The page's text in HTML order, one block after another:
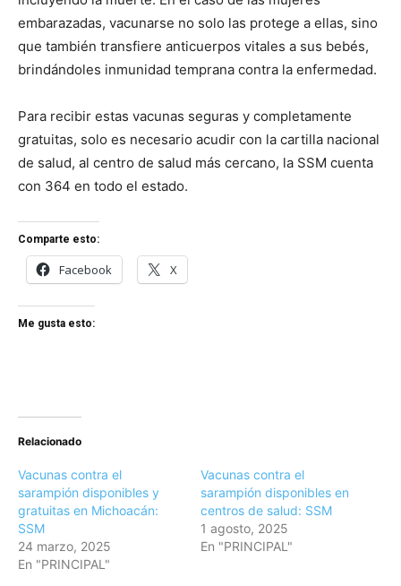
embarazadas, vacunarse no solo las protege a ellas, sino
que también transfiere anticuerpos vitales a sus bebés,
brindándoles inmunidad temprana contra la enfermedad.
Para recibir estas vacunas seguras y completamente
gratuitas, solo es necesario acudir con la cartilla nacional
de salud, al centro de salud más cercano, la SSM cuenta
con 364 en todo el estado.
Comparte esto:
Facebook X
Me gusta esto:
Relacionado
Vacunas contra el
sarampión disponibles y
gratuitas en Michoacán:
SSM
24 marzo, 2025
En "PRINCIPAL"
Vacunas contra el
sarampión disponibles en
centros de salud: SSM
1 agosto, 2025
En "PRINCIPAL"